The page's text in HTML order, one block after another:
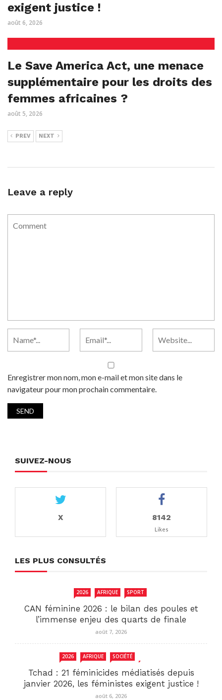
exigent justice !
août 6, 2026
Le Save America Act, une menace
supplémentaire pour les droits des
femmes africaines ?
août 5, 2026
PREV NEXT
Leave a reply
Enregistrer mon nom, mon e-mail et mon site dans le
navigateur pour mon prochain commentaire.
SUIVEZ-NOUS
X 8142
Likes
LES PLUS CONSULTÉS
2026 AFRIQUE SPORT
CAN féminine 2026 : le bilan des poules et
l’immense enjeu des quarts de finale
août 7, 2026
2026 AFRIQUE SOCIÉTÉ
Tchad : 21 féminicides médiatisés depuis
janvier 2026, les féministes exigent justice !
août 6, 2026